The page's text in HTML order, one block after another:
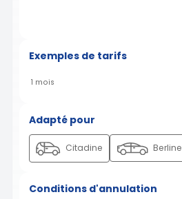
Exemples de tarifs
1 mois
Adapté pour
Citadine Berline
Conditions d'annulation